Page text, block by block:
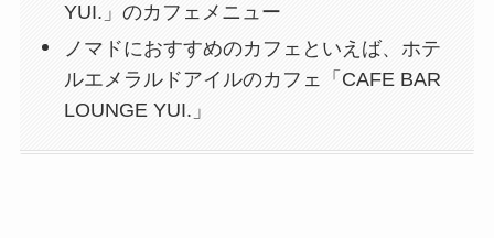
YUI.」のカフェメニュー
ノマドにおすすめのカフェといえば、ホテ
ルエメラルドアイルのカフェ「CAFE BAR
LOUNGE YUI.」